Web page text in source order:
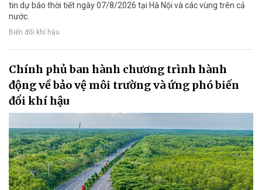
tin dự báo thời tiết ngày 07/8/2026 tại Hà Nội và các vùng trên cả
nước.
Biến đổi khí hậu
Chính phủ ban hành chương trình hành
động về bảo vệ môi trường và ứng phó biến
đổi khí hậu